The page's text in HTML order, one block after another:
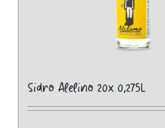
Sidro Alelino 20x 0,275L